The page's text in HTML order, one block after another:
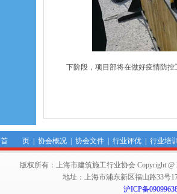
下阶段，项目部将在做好疫情防控
首 页| 协会概况| 协会文件| 行业评优| 行业培
版权所有：上海市建筑施工行业协会 Copyright @
地址：上海市浦东新区福山路33号
沪ICP备